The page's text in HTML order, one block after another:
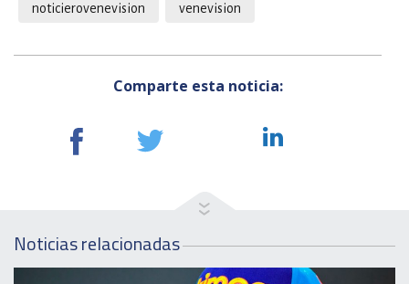
noticierovenevision venevision
Comparte esta noticia:
Noticias relacionadas